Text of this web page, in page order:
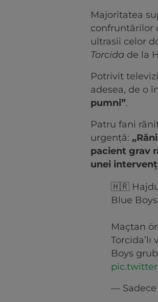
Majoritatea
confruntărilor
ultrasii celor
Torcida de la
Potrivit
adesea, de o
pumni”.
Patru fani
urgenţă:
pacient grav
unei
🇭🇷
Blue
Maçtan
Boys
— Sadece